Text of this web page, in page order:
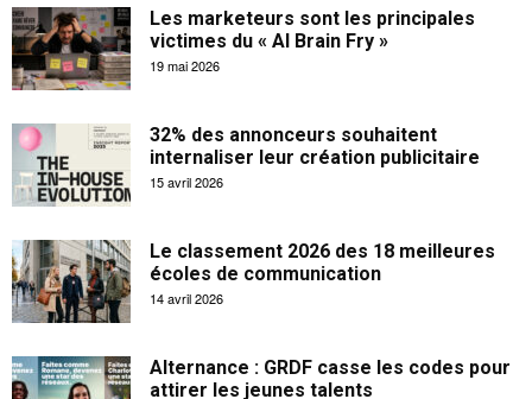
Les marketeurs sont les principales
victimes du « AI Brain Fry »
19 mai 2026
32% des annonceurs souhaitent
internaliser leur création publicitaire
15 avril 2026
Le classement 2026 des 18 meilleures
écoles de communication
14 avril 2026
Alternance : GRDF casse les codes pour
attirer les jeunes talents